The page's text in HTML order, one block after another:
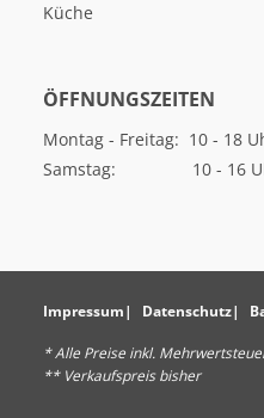
Küche
ÖFFNUNGSZEITEN
Montag - Freitag: 10 - 18
Samstag: 10 - 16
Impressum Datenschutz
* Alle Preise inkl.
** Verkaufspreis bisher